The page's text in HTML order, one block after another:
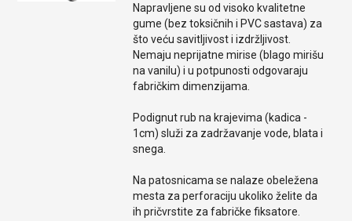
Napravljene su od visoko kvalitetne
gume (bez toksičnih i PVC sastava) za
što veću savitljivost i izdržljivost.
Nemaju neprijatne mirise (blago mirišu
na vanilu) i u potpunosti odgovaraju
fabričkim dimenzijama.
Podignut rub na krajevima (kadica -
1cm) služi za zadržavanje vode, blata i
snega.
Na patosnicama se nalaze obeležena
mesta za perforaciju ukoliko želite da
ih pričvrstite za fabričke fiksatore.